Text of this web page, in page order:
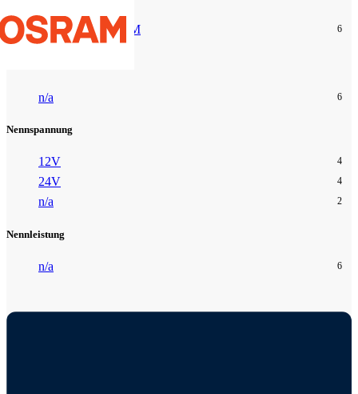
OSRAM 6
n/a 6
Nennspannung
12V 4
24V 4
n/a 2
Nennleistung
n/a 6